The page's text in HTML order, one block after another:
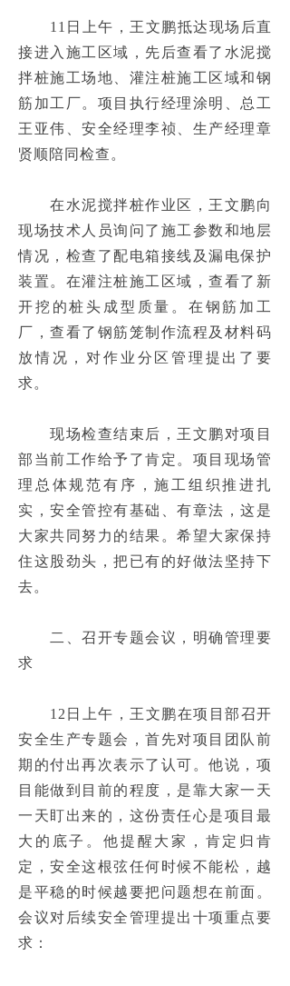
港口、码头地基基础工程
넸 工民建及市政基础工程
넸 新能源
넸 勘察工程
园林绿化
넸 城镇化建设与养老养生项目
넸 国际工程
ꄷ 安全生产
科技研发
高新技术
新闻中心
中标信息
ꄷ 企业公告
集团新闻
文化理念
ꄷ 党群工作
社会责任
ꄷ 振冲刊物
招贤纳才
校园招聘
11日上午，王文鹏抵达现场后直
接进入施工区域，先后查看了水泥搅
拌桩施工场地、灌注桩施工区域和钢
筋加工厂。项目执行经理涂明、总工
王亚伟、安全经理李祯、生产经理章
贤顺陪同检查。
在水泥搅拌桩作业区，王文鹏向
现场技术人员询问了施工参数和地层
情况，检查了配电箱接线及漏电保护
装置。在灌注桩施工区域，查看了新
开挖的桩头成型质量。在钢筋加工
厂，查看了钢筋笼制作流程及材料码
放情况，对作业分区管理提出了要
求。
现场检查结束后，王文鹏对项目
部当前工作给予了肯定。项目现场管
理总体规范有序，施工组织推进扎
实，安全管控有基础、有章法，这是
大家共同努力的结果。希望大家保持
住这股劲头，把已有的好做法坚持下
去。
二、召开专题会议，明确管理要
求
12日上午，王文鹏在项目部召开
安全生产专题会，首先对项目团队前
期的付出再次表示了认可。他说，项
目能做到目前的程度，是靠大家一天
一天盯出来的，这份责任心是项目最
大的底子。他提醒大家，肯定归肯
定，安全这根弦任何时候不能松，越
是平稳的时候越要把问题想在前面。
会议对后续安全管理提出十项重点要